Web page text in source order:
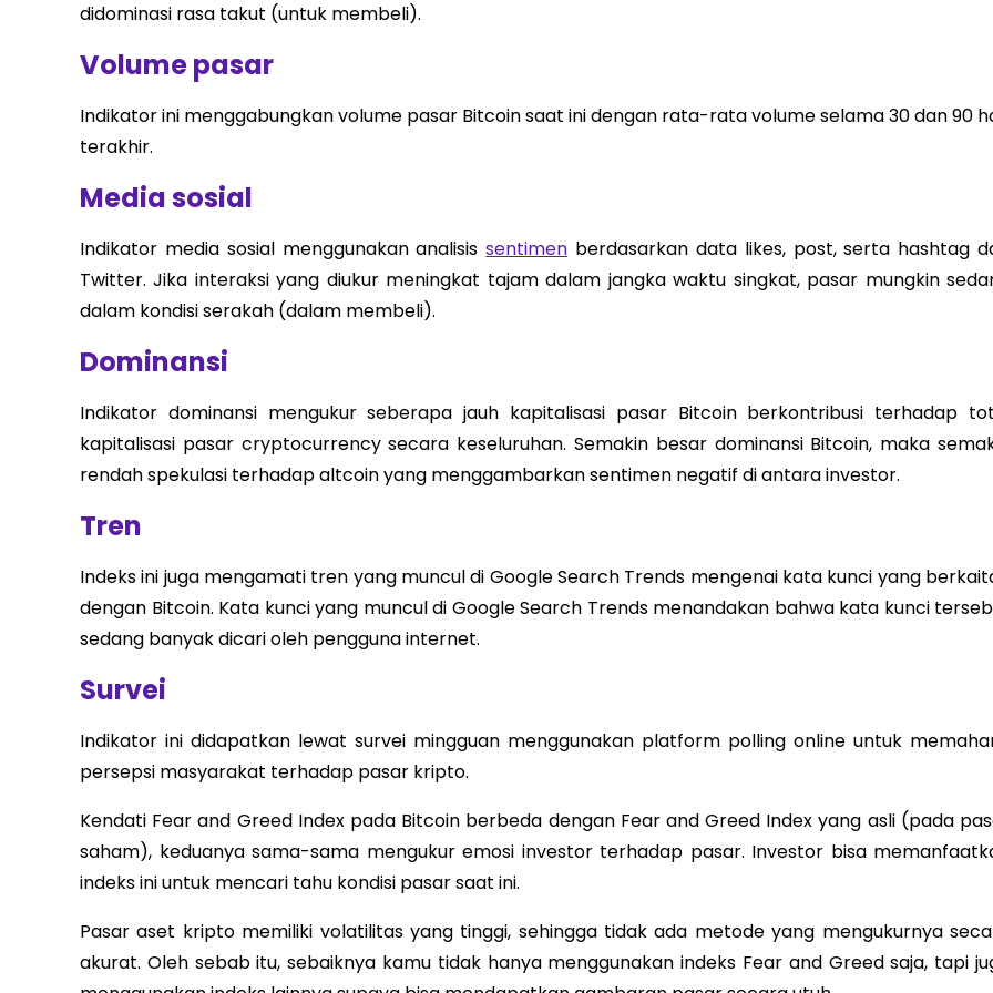
didominasi rasa takut (untuk membeli).
Volume pasar
Indikator ini menggabungkan volume pasar Bitcoin saat ini dengan rata-rata volume selama 30 dan 90
terakhir.
Media sosial
Indikator media sosial menggunakan analisissentimen berdasarkan data likes, post, serta hashtag
Twitter. Jika interaksi yang diukur meningkat tajam dalam jangka waktu singkat, pasar mungkin
dalam kondisi serakah (dalam membeli).
Dominansi
Indikator dominansi mengukur seberapa jauh kapitalisasi pasar Bitcoin berkontribusi terhadap
kapitalisasi pasar cryptocurrency secara keseluruhan. Semakin besar dominansi Bitcoin, maka
rendah spekulasi terhadap altcoin yang menggambarkan sentimen negatif di antara investor.
Tren
Indeks ini juga mengamati tren yang muncul di Google Search Trends mengenai kata kunci yang
dengan Bitcoin. Kata kunci yang muncul di Google Search Trends menandakan bahwa kata kunci
sedang banyak dicari oleh pengguna internet.
Survei
Indikator ini didapatkan lewat survei mingguan menggunakan platform polling online untuk
persepsi masyarakat terhadap pasar kripto.
Kendati Fear and Greed Index pada Bitcoin berbeda dengan Fear and Greed Index yang asli (pada
saham), keduanya sama-sama mengukur emosi investor terhadap pasar. Investor bisa
indeks ini untuk mencari tahu kondisi pasar saat ini.
Pasar aset kripto memiliki volatilitas yang tinggi, sehingga tidak ada metode yang mengukurnya
akurat. Oleh sebab itu, sebaiknya kamu tidak hanya menggunakan indeks Fear and Greed saja, tapi